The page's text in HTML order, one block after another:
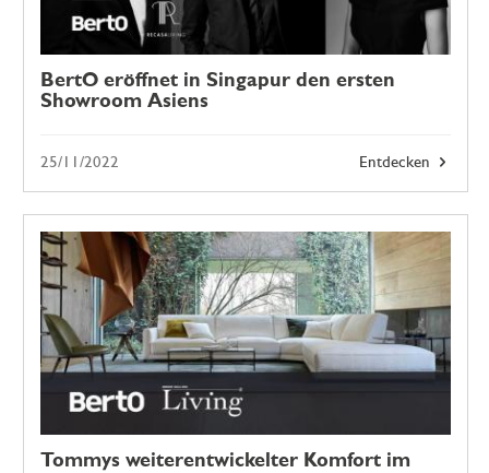
BertO eröffnet in Singapur den ersten
Showroom Asiens
Entdecken
25/11/2022
Tommys weiterentwickelter Komfort im